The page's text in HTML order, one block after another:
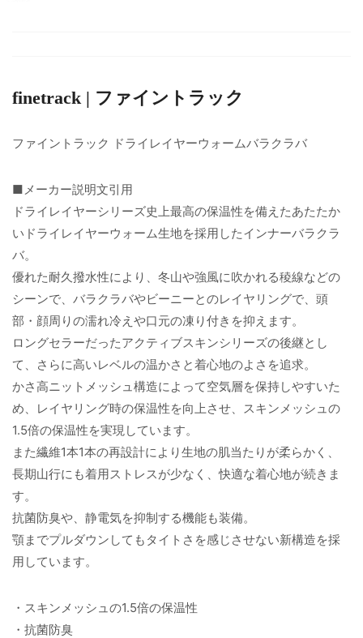
finetrack | ファイントラック
ファイントラック ドライレイヤーウォームバラクラバ
■メーカー説明文引用
ドライレイヤーシリーズ史上最高の保温性を備えたあたたか
いドライレイヤーウォーム生地を採用したインナーバラクラ
バ。
優れた耐久撥水性により、冬山や強風に吹かれる稜線などの
シーンで、バラクラバやビーニーとのレイヤリングで、頭
部・顔周りの濡れ冷えや口元の凍り付きを抑えます。
ロングセラーだったアクティブスキンシリーズの後継とし
て、さらに高いレベルの温かさと着心地のよさを追求。
かさ高ニットメッシュ構造によって空気層を保持しやすいた
め、レイヤリング時の保温性を向上させ、スキンメッシュの
1.5倍の保温性を実現しています。
また繊維1本1本の再設計により生地の肌当たりが柔らかく、
長期山行にも着用ストレスが少なく、快適な着心地が続きま
す。
抗菌防臭や、静電気を抑制する機能も装備。
顎までプルダウンしてもタイトさを感じさせない新構造を採
用しています。
・スキンメッシュの1.5倍の保温性
・抗菌防臭